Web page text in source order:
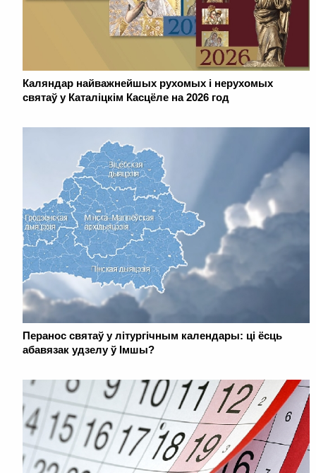
Каляндар найважнейшых рухомых і нерухомых
святаў у Каталіцкім Касцёле на 2026 год
Перанос святаў у літургічным календары: ці ёсць
абавязак удзелу ў Імшы?